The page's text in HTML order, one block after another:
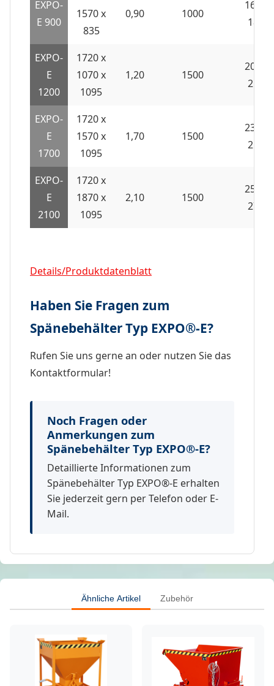
EXPO-
E 900
1570 x
835
0,90 1000
167 /
180
EXPO-
E
1200
1720 x
1070 x
1095
1,20 1500
202 /
218
EXPO-
E
1700
1720 x
1570 x
1095
1,70 1500
232 /
250
EXPO-
E
2100
1720 x
1870 x
1095
2,10 1500
254 /
274
Details/Produktdatenblatt
Haben Sie Fragen zum
Spänebehälter Typ EXPO®-E?
Rufen Sie uns gerne an oder nutzen Sie das
Kontaktformular!
Noch Fragen oder
Anmerkungen zum
Spänebehälter Typ EXPO®-E?
Detaillierte Informationen zum
Spänebehälter Typ EXPO®-E erhalten
Sie jederzeit gern per Telefon oder E-
Mail.
Ähnliche Artikel Zubehör